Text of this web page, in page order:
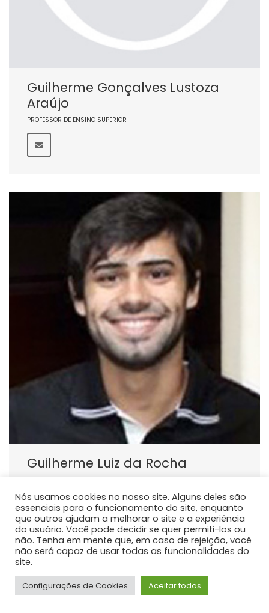
Guilherme Gonçalves Lustoza
Araújo
PROFESSOR DE ENSINO SUPERIOR
Guilherme Luiz da Rocha
Atualmente atua como docente do curso de
graduação em Medicina da Universidade Estadual do
Centro Oeste - Unicentro, responsável pelas
disciplinas de Anatomia Humana.
Nós usamos cookies no nosso site. Alguns deles são
essenciais para o funcionamento do site, enquanto
que outros ajudam a melhorar o site e a experiência
do usuário. Você pode decidir se quer permiti-los ou
não. Tenha em mente que, em caso de rejeição, você
não será capaz de usar todas as funcionalidades do
site.
Configurações de Cookies Aceitar todos